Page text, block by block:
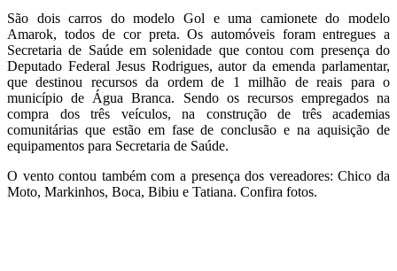
São dois carros do modelo Gol e uma camionete do modelo
Amarok, todos de cor preta. Os automóveis foram entregues a
Secretaria de Saúde em solenidade que contou com presença do
Deputado Federal Jesus Rodrigues, autor da emenda parlamentar,
que destinou recursos da ordem de 1 milhão de reais para o
município de Água Branca. Sendo os recursos empregados na
compra dos três veículos, na construção de três academias
comunitárias que estão em fase de conclusão e na aquisição de
equipamentos para Secretaria de Saúde.
O vento contou também com a presença dos vereadores: Chico da
Moto, Markinhos, Boca, Bibiu e Tatiana. Confira fotos.